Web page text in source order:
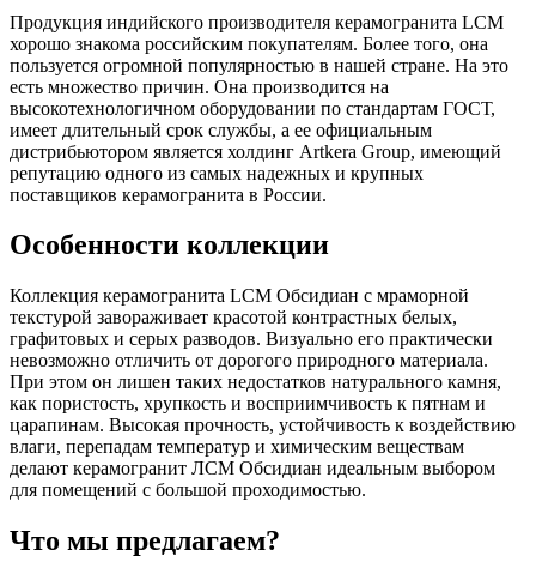
Продукция индийского производителя керамогранита LCM
хорошо знакома российским покупателям. Более того, она
пользуется огромной популярностью в нашей стране. На это
есть множество причин. Она производится на
высокотехнологичном оборудовании по стандартам ГОСТ,
имеет длительный срок службы, а ее официальным
дистрибьютором является холдинг Artkera Group, имеющий
репутацию одного из самых надежных и крупных
поставщиков керамогранита в России.
Особенности коллекции
Коллекция керамогранита LCM Обсидиан с мраморной
текстурой завораживает красотой контрастных белых,
графитовых и серых разводов. Визуально его практически
невозможно отличить от дорогого природного материала.
При этом он лишен таких недостатков натурального камня,
как пористость, хрупкость и восприимчивость к пятнам и
царапинам. Высокая прочность, устойчивость к воздействию
влаги, перепадам температур и химическим веществам
делают керамогранит ЛСМ Обсидиан идеальным выбором
для помещений с большой проходимостью.
Что мы предлагаем?